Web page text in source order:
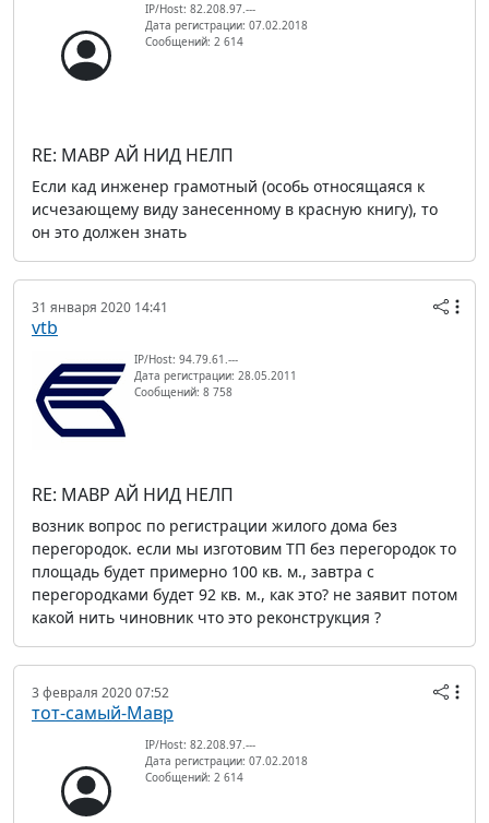
IP/Host: 82.208.97.---
Дата регистрации: 07.02.2018
Сообщений: 2 614
RE: МАВР АЙ НИД НЕЛП
Если кад инженер грамотный (особь относящаяся к
исчезающему виду занесенному в красную книгу), то
он это должен знать
31 января 2020 14:41
vtb
IP/Host: 94.79.61.---
Дата регистрации: 28.05.2011
Сообщений: 8 758
RE: МАВР АЙ НИД НЕЛП
возник вопрос по регистрации жилого дома без
перегородок. если мы изготовим ТП без перегородок то
площадь будет примерно 100 кв. м., завтра с
перегородками будет 92 кв. м., как это? не заявит потом
какой нить чиновник что это реконструкция ?
3 февраля 2020 07:52
тот-самый-Мавр
IP/Host: 82.208.97.---
Дата регистрации: 07.02.2018
Сообщений: 2 614